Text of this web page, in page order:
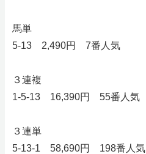
馬単
5-13 2,490円 7番人気
３連複
1-5-13 16,390円 55番人気
３連単
5-13-1 58,690円 198番人気